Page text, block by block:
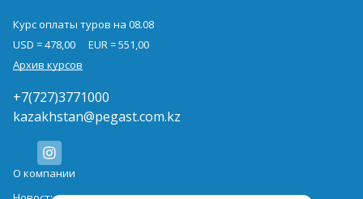
Курс оплаты туров на 08.08
USD = 478,00
EUR = 551,00
Архив курсов
+7(727)3771000
kazakhstan@pegast.com.kz
О компании